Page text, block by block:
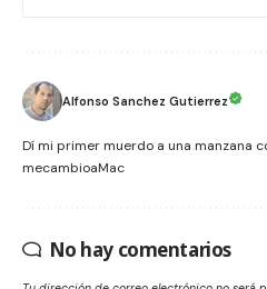
Alfonso Sanchez Gutierrez
Dí mi primer muerdo a una manzana
mecambioaMac
No hay comentarios